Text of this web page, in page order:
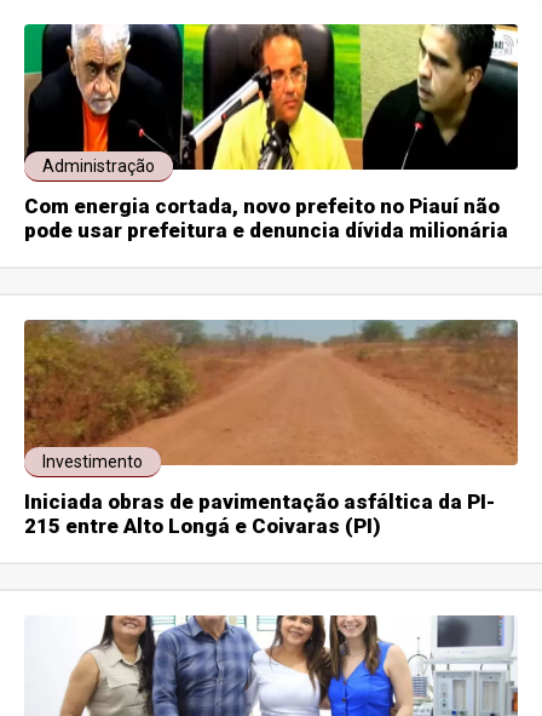
Administração
Com energia cortada, novo prefeito no Piauí não
pode usar prefeitura e denuncia dívida milionária
Investimento
Iniciada obras de pavimentação asfáltica da PI-
215 entre Alto Longá e Coivaras (PI)